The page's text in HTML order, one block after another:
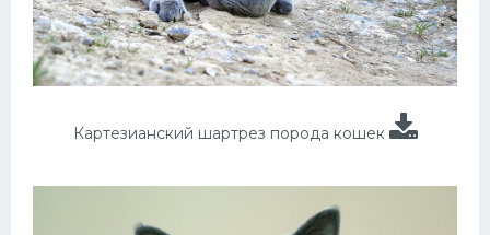
Картезианский шартрез порода кошек